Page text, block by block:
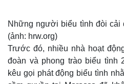
Những người biểu tình đòi cải
(ảnh: hrw.org)
Trước đó, nhiều nhà hoạt
đoàn và phong trào biểu tình
kêu gọi phát động biểu tình